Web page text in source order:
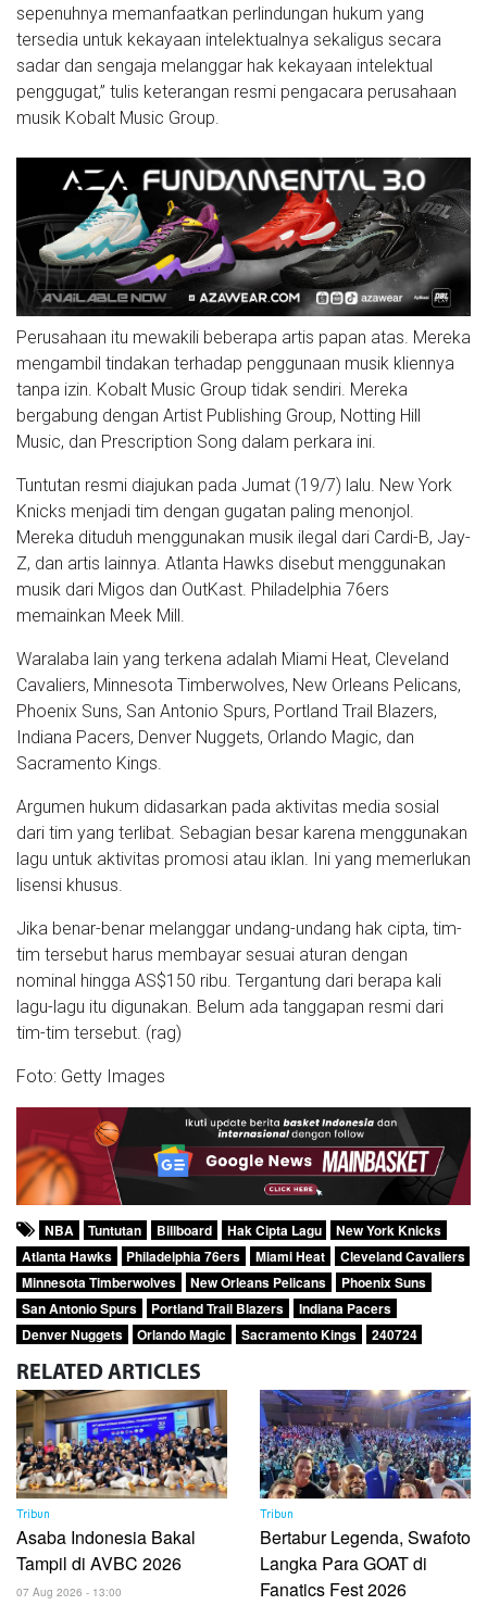
sepenuhnya memanfaatkan perlindungan hukum yang
tersedia untuk kekayaan intelektualnya sekaligus secara
sadar dan sengaja melanggar hak kekayaan intelektual
penggugat,” tulis keterangan resmi pengacara perusahaan
musik Kobalt Music Group.
Perusahaan itu mewakili beberapa artis papan atas. Mereka
mengambil tindakan terhadap penggunaan musik kliennya
tanpa izin. Kobalt Music Group tidak sendiri. Mereka
bergabung dengan Artist Publishing Group, Notting Hill
Music, dan Prescription Song dalam perkara ini.
Tuntutan resmi diajukan pada Jumat (19/7) lalu. New York
Knicks menjadi tim dengan gugatan paling menonjol.
Mereka dituduh menggunakan musik ilegal dari Cardi-B, Jay-
Z, dan artis lainnya. Atlanta Hawks disebut menggunakan
musik dari Migos dan OutKast. Philadelphia 76ers
memainkan Meek Mill.
Waralaba lain yang terkena adalah Miami Heat, Cleveland
Cavaliers, Minnesota Timberwolves, New Orleans Pelicans,
Phoenix Suns, San Antonio Spurs, Portland Trail Blazers,
Indiana Pacers, Denver Nuggets, Orlando Magic, dan
Sacramento Kings.
Argumen hukum didasarkan pada aktivitas media sosial
dari tim yang terlibat. Sebagian besar karena menggunakan
lagu untuk aktivitas promosi atau iklan. Ini yang memerlukan
lisensi khusus.
Jika benar-benar melanggar undang-undang hak cipta, tim-
tim tersebut harus membayar sesuai aturan dengan
nominal hingga AS$150 ribu. Tergantung dari berapa kali
lagu-lagu itu digunakan. Belum ada tanggapan resmi dari
tim-tim tersebut. (rag)
Foto: Getty Images
NBA Tuntutan Billboard Hak Cipta Lagu
New York Knicks
Atlanta Hawks
Philadelphia 76ers Miami Heat
Cleveland Cavaliers
Minnesota Timberwolves
New Orleans Pelicans
Phoenix Suns
San Antonio Spurs
Portland Trail Blazers
Indiana Pacers
Denver Nuggets
Orlando Magic Sacramento Kings 240724
RELATED ARTICLES
Tribun
Asaba Indonesia Bakal
Tampil di AVBC 2026
07 Aug 2026 - 13:00
Tribun
Bertabur Legenda, Swafoto
Langka Para GOAT di
Fanatics Fest 2026